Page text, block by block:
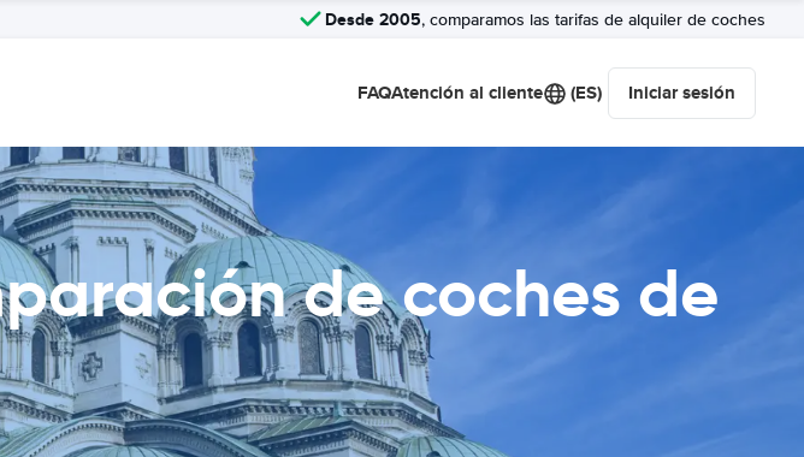
Desde 2005, comparamos las tarifas de alquiler de coches
FAQAtención al cliente (ES) Iniciar sesión
de coches de